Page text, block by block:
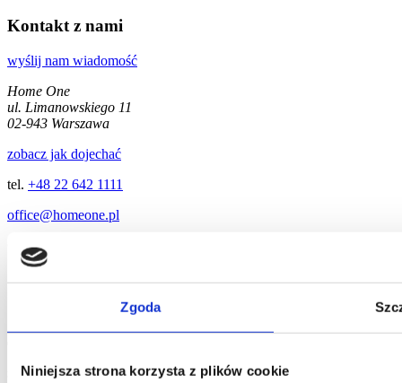
Zgoda
Niniejsza strona korzysta z plików cookie
Kontakt z nami
wyślij nam wiadomość
Home One
ul. Limanowskiego 11
02-943 Warszawa
zobacz jak dojechać
tel. +48 22 642 1111
office@homeone.pl
© 2026 Home One / made by brandapart
Skontaktujemy się z Tobą tak szybko, jak to możliwe